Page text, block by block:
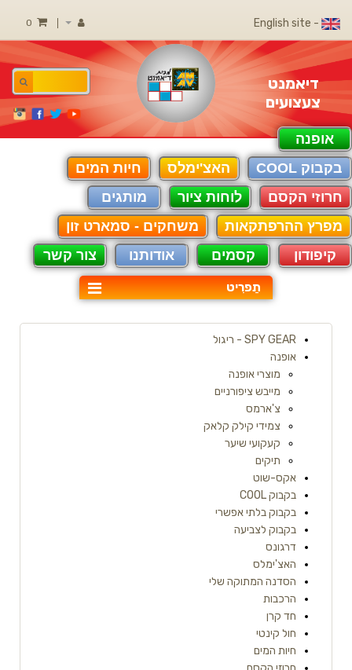
- English site
דיאמנט
צעצועים
אופנה
בקבוק COOL
האצ'ימלס
חיות המים
חרוזי הקסם
לוחות ציור
מותגים
מפרץ ההרפתקאות
משחקים - סמארט זון
קיפודון
קסמים אודותנו צור קשר
תַפרִיט
SPY GEAR - ריגול
אופנה
מוצרי אופנה
מייבש ציפורניים
צ'ארמס
צמידי קילק קלאק
קעקועי שיער
תיקים
אקס-שוט
בקבוק COOL
בקבוק בלתי אפשרי
בקבוק לצביעה
דרגונס
האצ'ימלס
הסדנה המתוקה שלי
הרכבות
חד קרן
חול קינטי
חיות המים